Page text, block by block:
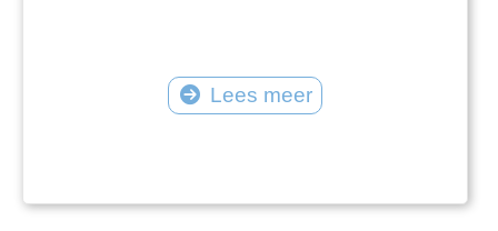
Lees meer